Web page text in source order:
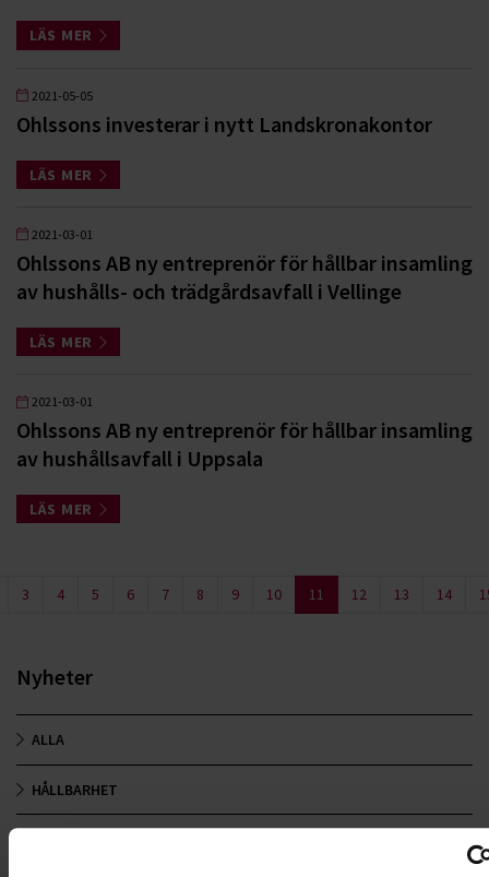
LÄS MER
2021-05-05
Ohlssons investerar i nytt Landskronakontor
LÄS MER
2021-03-01
Ohlssons AB ny entreprenör för hållbar insamling
av hushålls- och trädgårdsavfall i Vellinge
LÄS MER
2021-03-01
Ohlssons AB ny entreprenör för hållbar insamling
av hushållsavfall i Uppsala
LÄS MER
3 4 5 6 7 8 9 10 11 12 13 14
Nyheter
ALLA
HÅLLBARHET